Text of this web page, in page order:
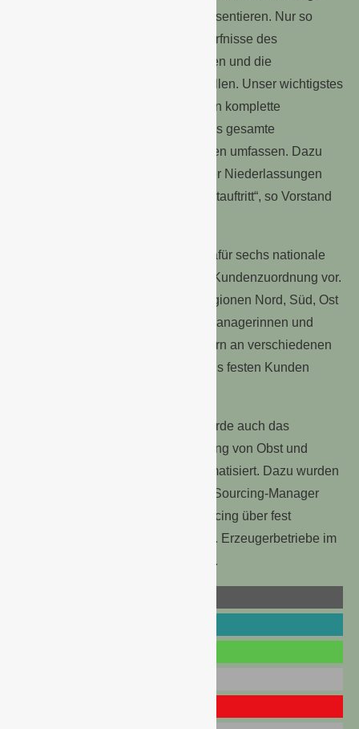
sein, Konzepte faktenbasiert zu präsentieren. Nur so
können wir auf die jeweiligen Bedürfnisse des
Lebensmitteleinzelhandels eingehen und die
Anforderungen der Kundschaft erfüllen. Unser wichtigstes
Ziel ist es, unseren Handelspartnern komplette
Jahresprogramme zu bieten, die das gesamte
Produktsortiment aus allen Regionen umfassen. Dazu
bündeln wir das Warenangebot aller Niederlassungen
und optimieren damit unseren Marktauftritt“, so Vorstand
Die neue Vertriebs-Struktur sieht dafür sechs nationale
bzw. internationale KAM mit klarer Kundenzuordnung vor.
Die sechs KAM arbeiten in den Regionen Nord, Süd, Ost
und West mit regionalen Account Managerinnen und
Managern bzw. Warenbereichsleitern an verschiedenen
Standorten zusammen, die ebenfalls festen Kunden
Neben den Vertriebs-Strukturen wurde auch das
nationale und internationale Sourcing von Obst und
Gemüse neu aufgestellt und systematisiert. Dazu wurden
pro Produktgruppe Category- bzw. Sourcing-Manager
benannt, die für das operative Sourcing über fest
definierte Partnerunternehmen bzw. Erzeugerbetriebe im
In- und Ausland verantwortlich sind.